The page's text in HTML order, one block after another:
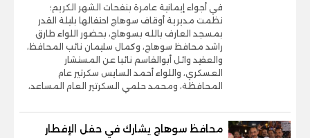
في أجواء إيمانية عامرة بنفحات الشهر الكريم؛
نظمت مديرية أوقاف سوهاج احتفالها بليلة القدر
بمسجد العارف بالله بسوهاج، بحضور اللواء طارق
راشد محافظ سوهاج، وكمال سليمان نائب المحافظ،
والعقيد وائل أبوالقاسم نائبا عن المستشار
العسكري، واللواء أحمد السايس سكرتير عام
المحافظة، ومحمد حلمي السكرتير العام المساعد،
محافظ سوهاج يشارك في حفل الإفطار